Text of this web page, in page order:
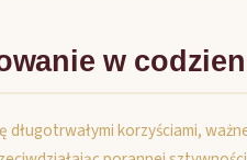
w
długotrwałymi korzyściami,